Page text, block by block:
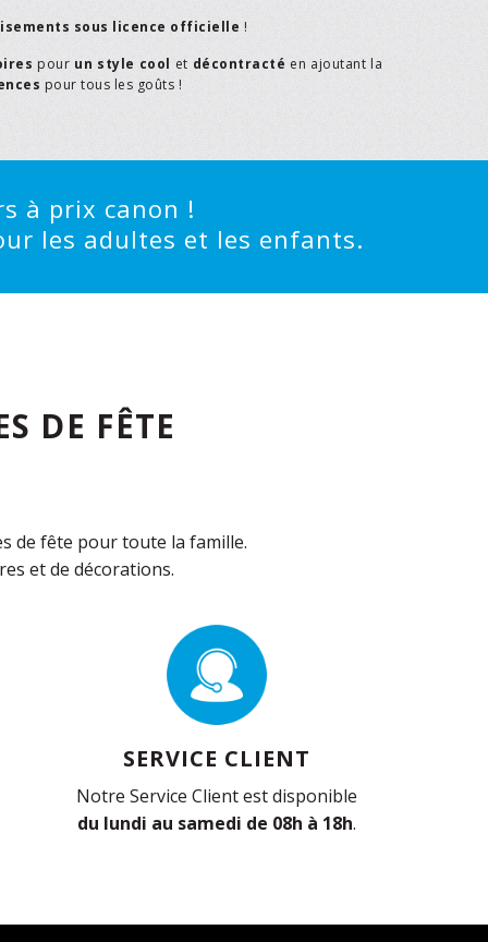
sous licence officielle !
pour un style cool et décontracté en ajoutant la
pour tous les goûts !
à prix canon !
les adultes et les enfants.
DE FÊTE
de fête pour toute la famille.
et de décorations.
SERVICE CLIENT
Notre Service Client est disponible
du lundi au samedi de 08h à 18h.